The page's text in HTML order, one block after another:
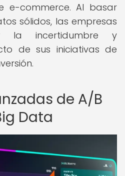
e-commerce. Al basar
sólidos, las empresas
la incertidumbre y
de sus iniciativas de
de A/B
Data